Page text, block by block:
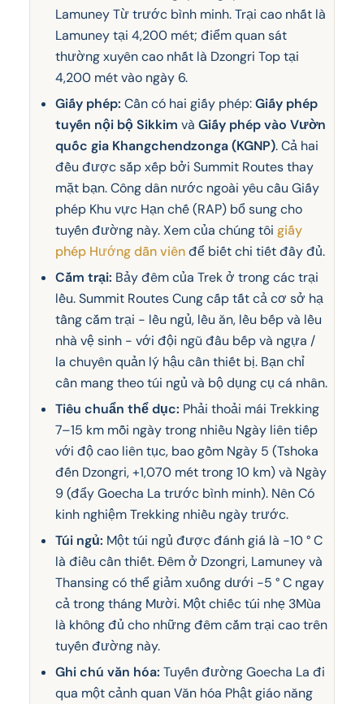
Lamuney Từ trước bình minh. Trại cao nhất là
Lamuney tại 4,200 mét; điểm quan sát
thường xuyên cao nhất là Dzongri Top tại
4,200 mét vào ngày 6.
Giấy phép: Cần có hai giấy phép:Giấy phép
tuyến nội bộ Sikkim và Giấy phép vào Vườn
quốc gia Khangchendzonga (KGNP). Cả hai
đều được sắp xếp bởi Summit Routes thay
mặt bạn. Công dân nước ngoài yêu cầu Giấy
phép Khu vực Hạn chế (RAP) bổ sung cho
tuyến đường này. Xem của chúng tôi giấy
phép Hướng dẫn viênđể biết chi tiết đầy đủ.
Cắm trại: Bảy đêm của Trek ở trong các trại
lều. Summit Routes Cung cấp tất cả cơ sở hạ
tầng cắm trại - lều ngủ, lều ăn, lều bếp và lều
nhà vệ sinh - với đội ngũ đầu bếp và ngựa /
la chuyên quản lý hậu cần thiết bị. Bạn chỉ
cần mang theo túi ngủ và bộ dụng cụ cá nhân.
Tiêu chuẩn thể dục: Phải thoải mái Trekking
7–15 km mỗi ngày trong nhiều Ngày liên tiếp
với độ cao liên tục, bao gồm Ngày 5 (Tshoka
đến Dzongri, +1,070 mét trong 10 km) và Ngày
9 (đẩy Goecha La trước bình minh). Nên Có
kinh nghiệm Trekking nhiều ngày trước.
Túi ngủ: Một túi ngủ được đánh giá là -10 ° C
là điều cần thiết. Đêm ở Dzongri, Lamuney và
Thansing có thể giảm xuống dưới -5 ° C ngay
cả trong tháng Mười. Một chiếc túi nhẹ 3Mùa
là không đủ cho những đêm cắm trại cao trên
tuyến đường này.
Ghi chú văn hóa: Tuyến đường Goecha La đi
qua một cảnh quan Văn hóa Phật giáo năng